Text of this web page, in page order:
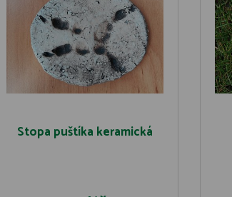
Stopa puštíka keramická